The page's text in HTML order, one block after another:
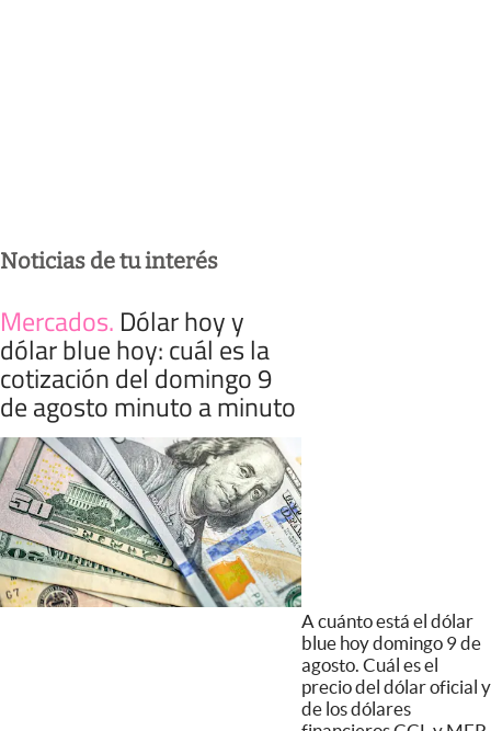
Noticias de tu interés
Mercados. Dólar hoy y
dólar blue hoy: cuál es la
cotización del domingo 9
de agosto minuto a minuto
A cuánto está el dólar
blue hoy domingo 9 de
agosto. Cuál es el
precio del dólar oficial y
de los dólares